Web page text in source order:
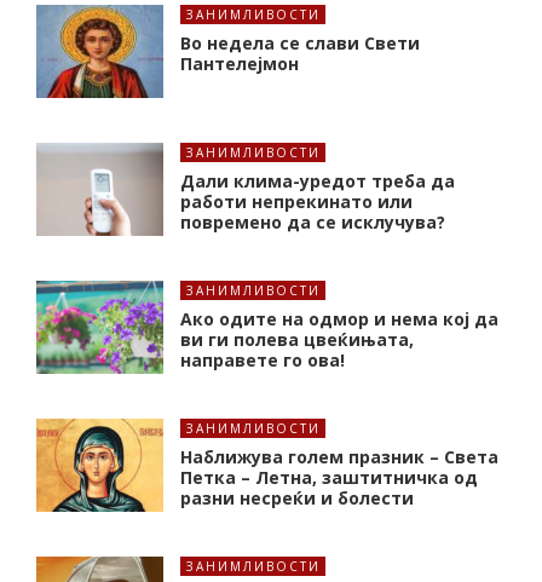
ЗАНИМЛИВОСТИ
Во недела се слави Свети
Пантелејмон
ЗАНИМЛИВОСТИ
Дали клима-уредот треба да
работи непрекинато или
повремено да се исклучува?
ЗАНИМЛИВОСТИ
Ако одите на одмор и нема кој да
ви ги полева цвеќињата,
направете го ова!
ЗАНИМЛИВОСТИ
Наближува голем празник – Света
Петка – Летна, заштитничка од
разни несреќи и болести
ЗАНИМЛИВОСТИ